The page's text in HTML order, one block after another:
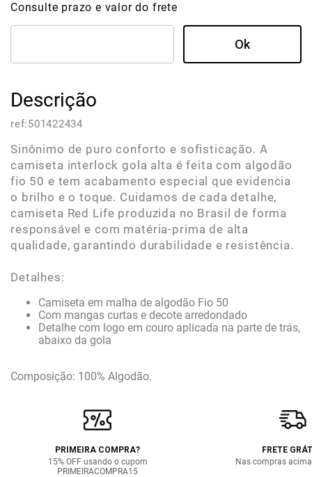
Consulte prazo e valor do frete
Descrição
ref:501422434
Sinônimo de puro conforto e sofisticação. A
camiseta interlock gola alta é feita com algodão
fio 50 e tem acabamento especial que evidencia
o brilho e o toque. Cuidamos de cada detalhe,
camiseta Red Life produzida no Brasil de forma
responsável e com matéria-prima de alta
qualidade, garantindo durabilidade e resistência.
Detalhes:
Camiseta em malha de algodão Fio 50
Com mangas curtas e decote arredondado
Detalhe com logo em couro aplicada na parte de trás,
abaixo da gola
Composição: 100% Algodão.
PRIMEIRA COMPRA?
15% OFF usando o cupom
PRIMEIRACOMPRA15
FRETE
Nas compras